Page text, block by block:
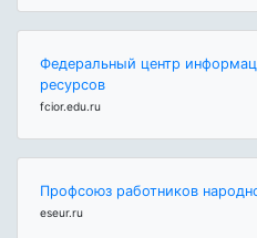
Федеральный центр
ресурсов
fcior.edu.ru
Профсоюз работников
eseur.ru